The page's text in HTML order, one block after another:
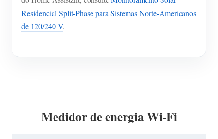
Residencial Split-Phase para Sistemas Norte-Americanos
de 120/240 V.
Medidor de energia Wi-Fi